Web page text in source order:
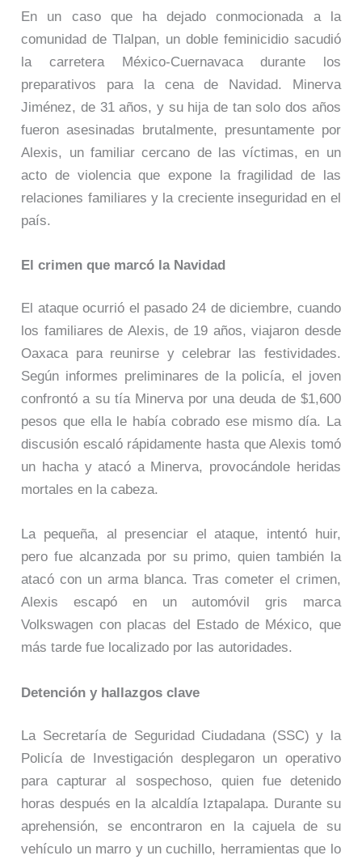
En un caso que ha dejado conmocionada a la
comunidad de Tlalpan, un doble feminicidio sacudió
la carretera México-Cuernavaca durante los
preparativos para la cena de Navidad. Minerva
Jiménez, de 31 años, y su hija de tan solo dos años
fueron asesinadas brutalmente, presuntamente por
Alexis, un familiar cercano de las víctimas, en un
acto de violencia que expone la fragilidad de las
relaciones familiares y la creciente inseguridad en el
país.
El crimen que marcó la Navidad
El ataque ocurrió el pasado 24 de diciembre, cuando
los familiares de Alexis, de 19 años, viajaron desde
Oaxaca para reunirse y celebrar las festividades.
Según informes preliminares de la policía, el joven
confrontó a su tía Minerva por una deuda de $1,600
pesos que ella le había cobrado ese mismo día. La
discusión escaló rápidamente hasta que Alexis tomó
un hacha y atacó a Minerva, provocándole heridas
mortales en la cabeza.
La pequeña, al presenciar el ataque, intentó huir,
pero fue alcanzada por su primo, quien también la
atacó con un arma blanca. Tras cometer el crimen,
Alexis escapó en un automóvil gris marca
Volkswagen con placas del Estado de México, que
más tarde fue localizado por las autoridades.
Detención y hallazgos clave
La Secretaría de Seguridad Ciudadana (SSC) y la
Policía de Investigación desplegaron un operativo
para capturar al sospechoso, quien fue detenido
horas después en la alcaldía Iztapalapa. Durante su
aprehensión, se encontraron en la cajuela de su
vehículo un marro y un cuchillo, herramientas que lo